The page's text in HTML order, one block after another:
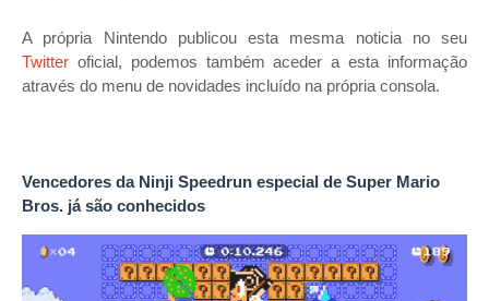
A própria Nintendo publicou esta mesma noticia no seu
Twitter oficial, podemos também aceder a esta informação
através do menu de novidades incluído na própria consola.
Vencedores da Ninji Speedrun especial de Super Mario
Bros. já são conhecidos